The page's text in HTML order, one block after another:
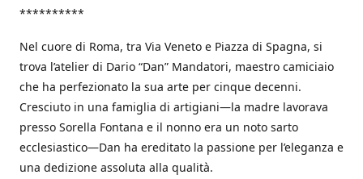
**********
Nel cuore di Roma, tra Via Veneto e Piazza di Spagna, si
trova l’atelier di Dario “Dan” Mandatori, maestro camiciaio
che ha perfezionato la sua arte per cinque decenni.
Cresciuto in una famiglia di artigiani—la madre lavorava
presso Sorella Fontana e il nonno era un noto sarto
ecclesiastico—Dan ha ereditato la passione per l’eleganza e
una dedizione assoluta alla qualità.